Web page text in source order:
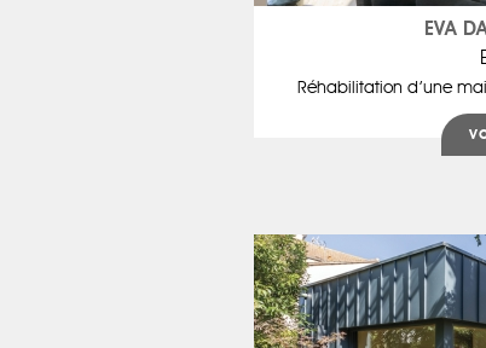
EVA
Réhabilitation d’une